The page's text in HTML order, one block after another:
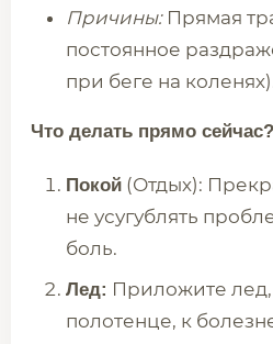
Причины:Прямая
постоянное
при беге на
Что делать прямо
Покой (Отдых):
не усугублять
боль.
Лед: Приложите
полотенце, к